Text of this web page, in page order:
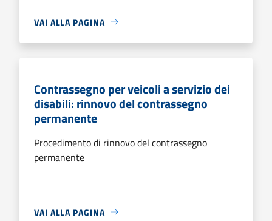
VAI ALLA PAGINA
Contrassegno per veicoli a servizio dei
disabili: rinnovo del contrassegno
permanente
Procedimento di rinnovo del contrassegno
permanente
VAI ALLA PAGINA